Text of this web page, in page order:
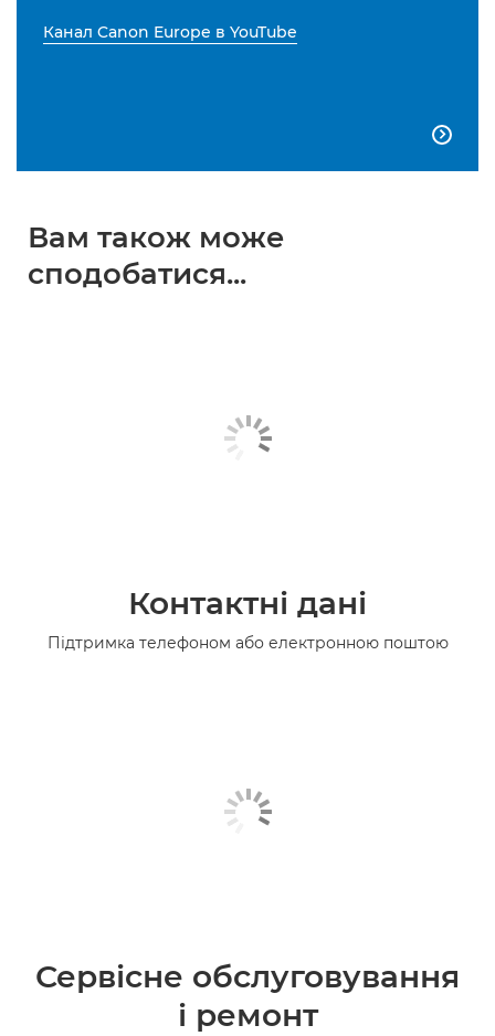
Канал Canon Europe в YouTube

Вам також може
сподобатися...
Контактні дані
Підтримка телефоном або електронною поштою
Сервісне обслуговування
і ремонт